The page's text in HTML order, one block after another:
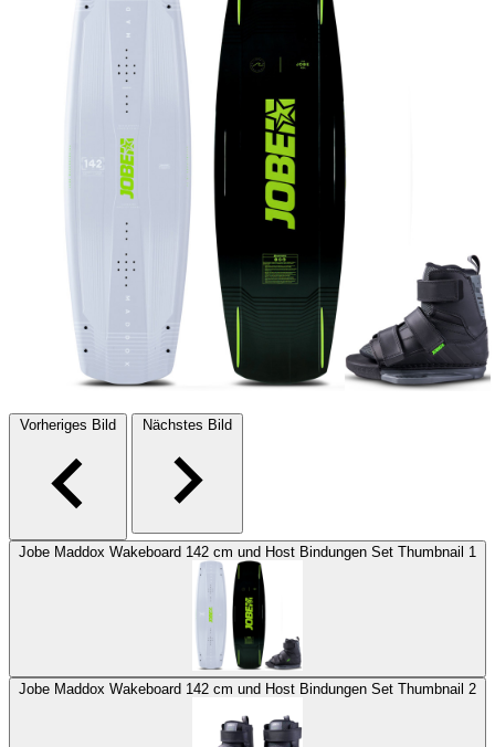
Vorheriges Bild Nächstes Bild
Jobe Maddox Wakeboard 142 cm und Host Bindungen Set Thumbnail 1
Jobe Maddox Wakeboard 142 cm und Host Bindungen Set Thumbnail 2